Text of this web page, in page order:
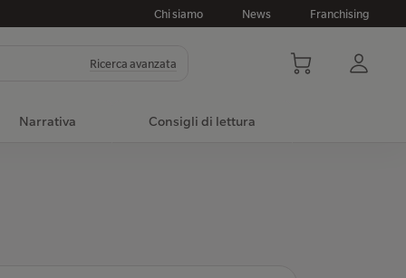
Chi siamo News Franchising
Ricerca avanzata
Narrativa Consigli di lettura